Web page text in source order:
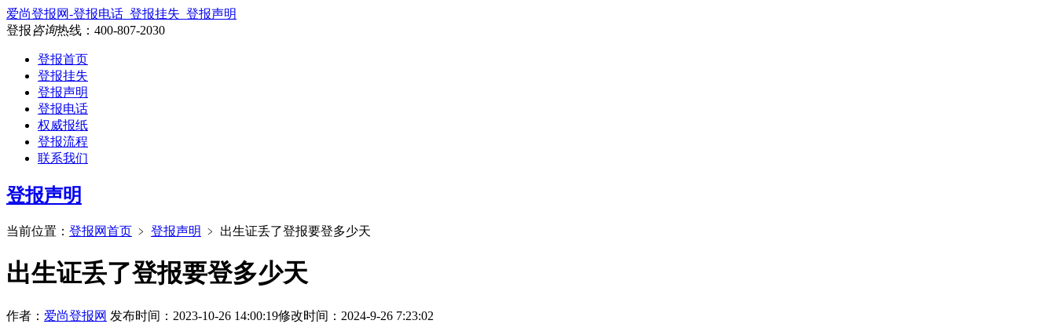
爱尚登报网-登报电话_登报挂失_登报声明
登报咨询热线： 400-807-2030
登报首页
登报挂失
登报声明
登报电话
权威报纸
登报流程
联系我们
登报声明
当前位置： 登报网首页 ﹥ 登报声明 ﹥ 出生证丢了登报要登多少天
出生证丢了登报要登多少天
作者： 爱尚登报网 发布时间：2023-10-26 14:00:19修改时间：2024-9-26 7:23:02